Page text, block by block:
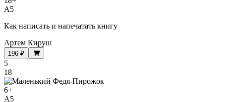
A5
Как написать и напечатать книгу
Артем Кируш
196 ₽
5
18
6+
A5